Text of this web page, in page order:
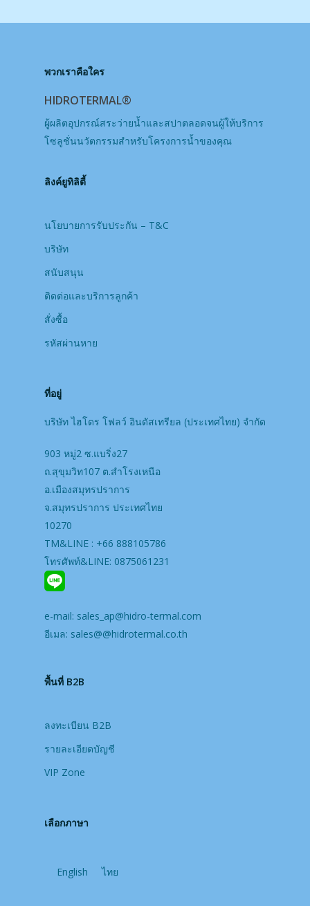
พวกเราคือใคร
HIDROTERMAL®
ผู้ผลิตอุปกรณ์สระว่ายน้ำและสปาตลอดจนผู้ให้บริการ
โซลูชั่นนวัตกรรมสำหรับโครงการน้ำของคุณ
ลิงค์ยูทิลิตี้
นโยบายการรับประกัน – T&C
บริษัท
สนับสนุน
ติดต่อและบริการลูกค้า
สั่งซื้อ
รหัสผ่านหาย
ที่อยู่
บริษัท ไฮโดร โฟลว์ อินดัสเทรียล (ประเทศไทย) จํากัด
903 หมู่2 ซ.แบริ่ง27
ถ.สุขุมวิท107 ต.สำโรงเหนือ
อ.เมืองสมุทรปราการ
จ.สมุทรปราการ ประเทศไทย
10270
TM&LINE : +66 888105786
โทรศัพท์&LINE: 0875061231
e-mail: sales_ap@hidro-termal.com
อีเมล: sales@@hidrotermal.co.th
พื้นที่ B2B
ลงทะเบียน B2B
รายละเอียดบัญชี
VIP Zone
เลือกภาษา
English ไทย